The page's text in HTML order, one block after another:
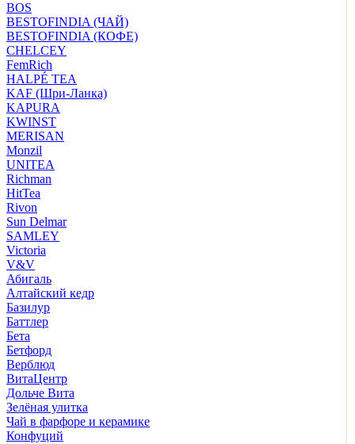
BOS
BESTOFINDIA (ЧАЙ)
BESTOFINDIA (КОФЕ)
CHELCEY
FemRich
HALPÉ TEA
KAF (Шри-Ланка)
KAPURA
KWINST
MERISAN
Monzil
UNITEA
Richman
HitTea
Rivon
Sun Delmar
SAMLEY
Victoria
V&V
Абигаль
Алтайский кедр
Базилур
Баттлер
Бета
Бетфорд
Верблюд
ВитаЦентр
Дольче Вита
Зелёная улитка
Чай в фарфоре и керамике
Конфуций